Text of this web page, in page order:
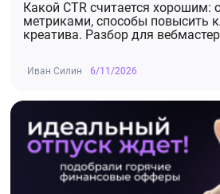
Какой CTR считается хорошим:
метриками, способы повысить
креатива. Разбор для
Иван Силин 6/11/2026